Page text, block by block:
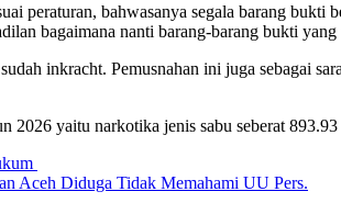
peraturan, bahwasanya segala barang
bagaimana nanti barang-barang bukti
inkracht. Pemusnahan ini juga sebagai
2026 yaitu narkotika jenis sabu seberat
Aceh Diduga Tidak Memahami UU Pers.